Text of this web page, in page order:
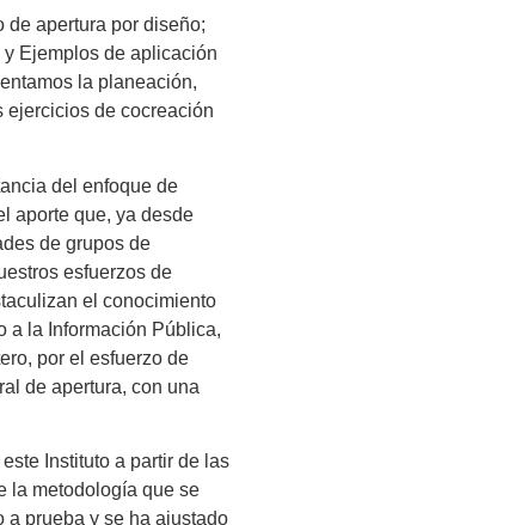
de apertura por diseño;
Ejemplos de aplicación
la planeación,
ejercicios de cocreación
del enfoque de
aporte que, ya desde
de grupos de
esfuerzos de
el conocimiento
a la Información Pública,
por el esfuerzo de
de apertura, con una
Instituto a partir de las
la metodología que se
a prueba y se ha ajustado